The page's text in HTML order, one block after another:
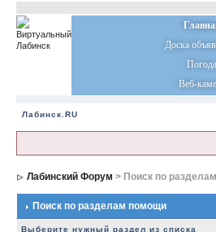
Доска
Погода
Веб-
Лабинск.RU
Лабинский Форум > Поиск по
Поиск по разделам помощи
Выберите нужный раздел из списка